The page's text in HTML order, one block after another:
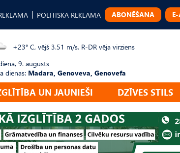
POLITISKĀ REKLĀMA ABONĒŠANA
+23° C, vējš 3.51 m/s, R-DR vēja virziens
9. augusts
dienas: Madara, Genoveva, Genovefa
UN JAUNIEŠI DZĪVES STILS